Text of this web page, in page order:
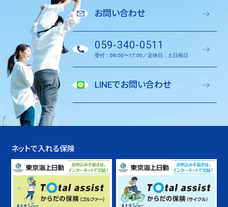
お問い合わせ
059-340-0511
受付：09:00〜17:00／定休日：土日祝日
LINEでお問い合わせ
ネットで入れる保険